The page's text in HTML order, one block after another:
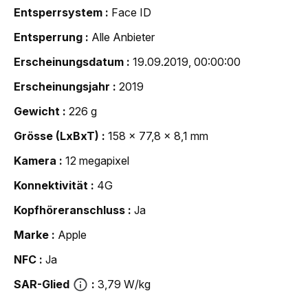
Entsperrsystem
Face ID
Entsperrung
Alle Anbieter
Erscheinungsdatum
19.09.2019, 00:00:00
Erscheinungsjahr
2019
Gewicht
226 g
Grösse (LxBxT)
158 x 77,8 x 8,1 mm
Kamera
12 megapixel
Konnektivität
4G
Kopfhöreranschluss
Ja
Marke
Apple
NFC
Ja
SAR-Glied
3,79 W/kg